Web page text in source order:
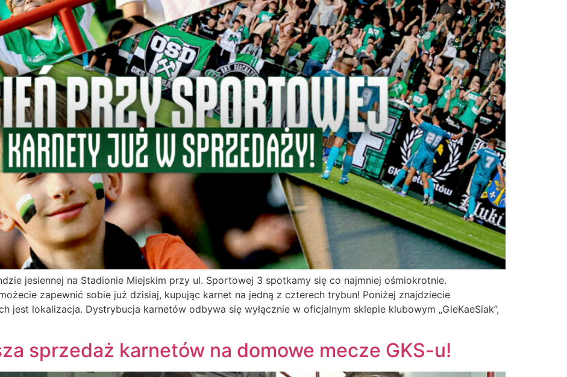
jesiennej na Stadionie Miejskim przy ul. Sportowej 3 spotkamy się co najmniej ośmiokrotnie.
zapewnić sobie już dzisiaj, kupując karnet na jedną z czterech trybun! Poniżej znajdziecie
jest lokalizacja. Dystrybucja karnetów odbywa się wyłącznie w oficjalnym sklepie klubowym „GieKaeSiak”,
sprzedaż karnetów na domowe mecze GKS-u!